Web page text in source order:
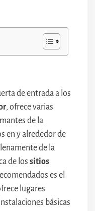
de entrada a los
, ofrece varias
de la
en y alrededor de
de la
de los sitios
es el
lugares
básicas